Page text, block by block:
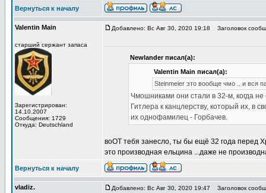
Вернуться к началу
Valentin Main
старший сержант запаса
Зарегистрирован:
14.10.2007
Сообщения: 1729
Откуда: Deutschland
Добавлено: Вс Авг 30, 2020 19:18 Заголовок
Newlander писал(а):
Valentin Main писал(а):
Steinmeier это вообще чмо .. и вся
Чмошниками они стали в 32-м, когда
Гитлера к канцлерству, который их, в
их однофамилец - Горбачев.
воОТ тебя занесло, ты бы ещё 32 года перед
это производная ельцина ...даже не
Вернуться к началу
vladiz. Добавлено: Вс Авг 30, 2020 19:47 Заголовок